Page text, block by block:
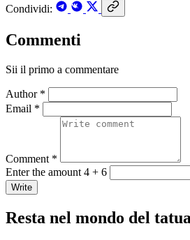
Condividi:
Commenti
Sii il primo a commentare
Author *
Email *
Comment *
Enter the amount 4 + 6
Write
Resta nel mondo del